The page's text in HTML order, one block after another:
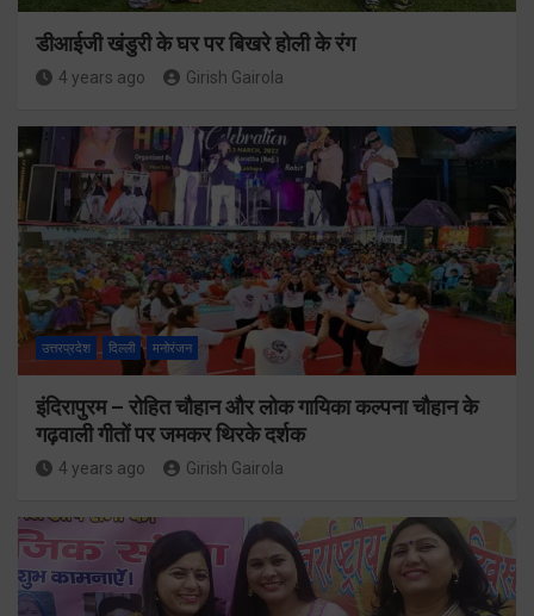
डीआईजी खंडुरी के घर पर बिखरे होली के रंग
4 years ago Girish Gairola
उत्तरप्रदेश दिल्ली मनोरंजन
इंदिरापुरम – रोहित चौहान और लोक गायिका कल्पना चौहान के
गढ़वाली गीतों पर जमकर थिरके दर्शक
4 years ago Girish Gairola